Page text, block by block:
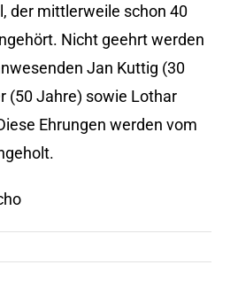
der mittlerweile schon 40
Nicht geehrt werden
Jan Kuttig (30
(50 Jahre) sowie Lothar
Ehrungen werden vom